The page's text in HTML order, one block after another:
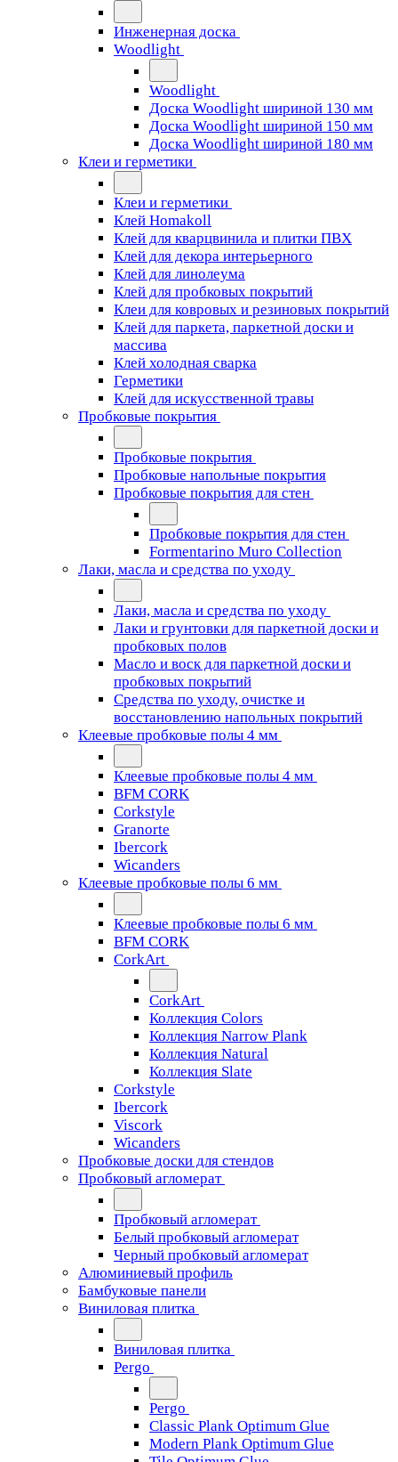
Инженерная доска
Woodlight
Woodlight
Доска Woodlight шириной 130 мм
Доска Woodlight шириной 150 мм
Доска Woodlight шириной 180 мм
Клеи и герметики
Клеи и герметики
Клей Homakoll
Клей для кварцвинила и плитки ПВХ
Клей для декора интерьерного
Клей для линолеума
Клей для пробковых покрытий
Клеи для ковровых и резиновых покрытий
Клей для паркета, паркетной доски и
массива
Клей холодная сварка
Герметики
Клей для искусственной травы
Пробковые покрытия
Пробковые покрытия
Пробковые напольные покрытия
Пробковые покрытия для стен
Пробковые покрытия для стен
Formentarino Muro Collection
Лаки, масла и средства по уходу
Лаки, масла и средства по уходу
Лаки и грунтовки для паркетной доски и
пробковых полов
Масло и воск для паркетной доски и
пробковых покрытий
Средства по уходу, очистке и
восстановлению напольных покрытий
Клеевые пробковые полы 4 мм
Клеевые пробковые полы 4 мм
BFM CORK
Corkstyle
Granorte
Ibercork
Wicanders
Клеевые пробковые полы 6 мм
Клеевые пробковые полы 6 мм
BFM CORK
CorkArt
CorkArt
Коллекция Colors
Коллекция Narrow Plank
Коллекция Natural
Коллекция Slate
Corkstyle
Ibercork
Viscork
Wicanders
Пробковые доски для стендов
Пробковый агломерат
Пробковый агломерат
Белый пробковый агломерат
Черный пробковый агломерат
Алюминиевый профиль
Бамбуковые панели
Виниловая плитка
Виниловая плитка
Pergo
Pergo
Classic Plank Optimum Glue
Modern Plank Optimum Glue